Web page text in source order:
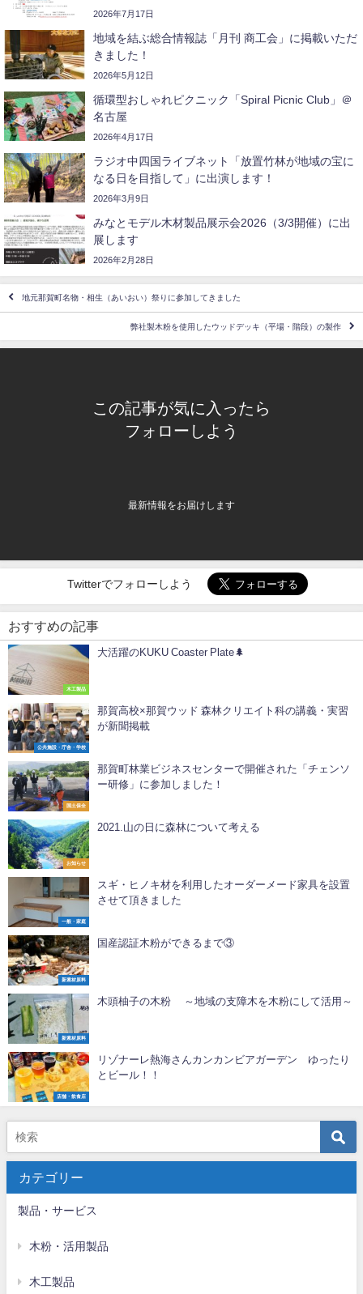
2026年7月17日
地域を結ぶ総合情報誌「月刊 商工会」に掲載いただ
きました！
2026年5月12日
循環型おしゃれピクニック「Spiral Picnic Club」＠
名古屋
2026年4月17日
ラジオ中四国ライブネット「放置竹林が地域の宝に
なる日を目指して」に出演します！
2026年3月9日
みなとモデル木材製品展示会2026（3/3開催）に出
展します
2026年2月28日
地元那賀町名物・相生（あいおい）祭りに参加してきました
弊社製木粉を使用したウッドデッキ（平場・階段）の製作
この記事が気に入ったら
フォローしよう
最新情報をお届けします
Twitterでフォローしよう
おすすめの記事
木工製品
大活躍のKUKU Coaster Plate🌲
公共施設・庁舎・学校
那賀高校×那賀ウッド 森林クリエイト科の講義・実習
が新聞掲載
国土保全
那賀町林業ビジネスセンターで開催された「チェンソ
ー研修」に参加しました！
お知らせ
2021.山の日に森林について考える
一般・家庭
スギ・ヒノキ材を利用したオーダーメード家具を設置
させて頂きました
新素材原料
国産認証木粉ができるまで③
新素材原料
木頭柚子の木粉 ～地域の支障木を木粉にして活用～
店舗・飲食店
リゾナーレ熱海さんカンカンビアガーデン ゆったり
とビール！！
カテゴリー
製品・サービス
木粉・活用製品
木工製品